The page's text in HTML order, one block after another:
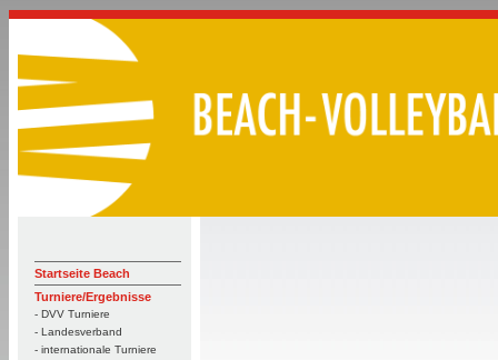
Startseite Beach
Turniere/Ergebnisse
- DVV Turniere
- Landesverband
- internationale Turniere